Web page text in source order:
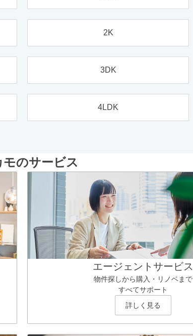
2K
3DK
4LDK
モのサービス
エージェントサービス
物件探しから購入・リノベまで
すべてサポート
詳しく見る